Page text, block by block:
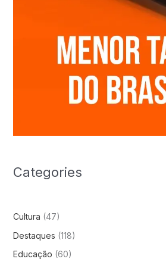
Categories
Cultura (47)
Destaques (118)
Educação (60)